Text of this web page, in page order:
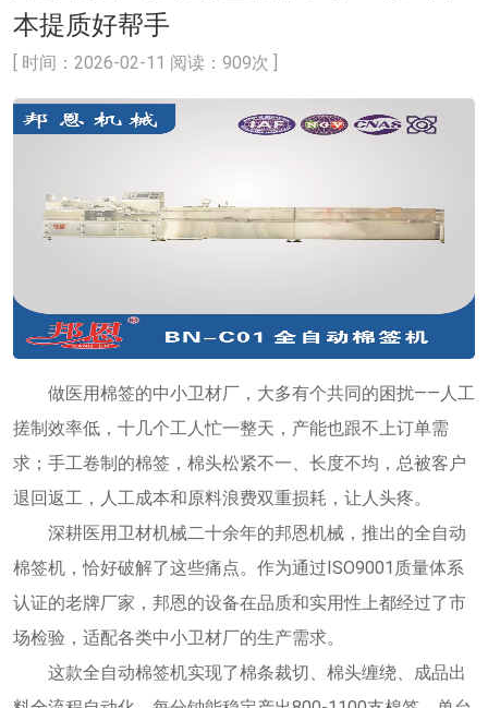
本提质好帮手
[ 时间：2026-02-11 阅读：909次 ]
做医用棉签的中小卫材厂，大多有个共同的困扰——人工
搓制效率低，十几个工人忙一整天，产能也跟不上订单需
求；手工卷制的棉签，棉头松紧不一、长度不均，总被客户
退回返工，人工成本和原料浪费双重损耗，让人头疼。
深耕医用卫材机械二十余年的邦恩机械，推出的全自动
棉签机，恰好破解了这些痛点。作为通过ISO9001质量体系
认证的老牌厂家，邦恩的设备在品质和实用性上都经过了市
场检验，适配各类中小卫材厂的生产需求。
这款全自动棉签机实现了棉条裁切、棉头缠绕、成品出